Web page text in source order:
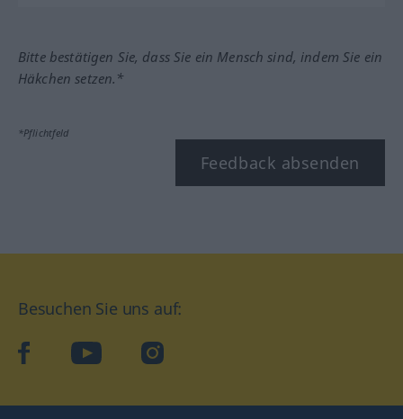
Bitte bestätigen Sie, dass Sie ein Mensch sind, indem Sie ein
Häkchen setzen.*
*Pflichtfeld
Feedback absenden
Besuchen Sie uns auf:
facebookYouTube Instagram